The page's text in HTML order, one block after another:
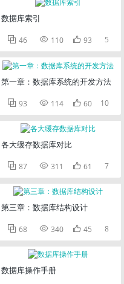
数据库索引
 46  110  93 5
第一章：数据库系统的开发方法
 93  114  60 10
各大缓存数据库对比
 87  311  61 7
第三章：数据库结构设计
 68  340  45 8
数据库操作手册